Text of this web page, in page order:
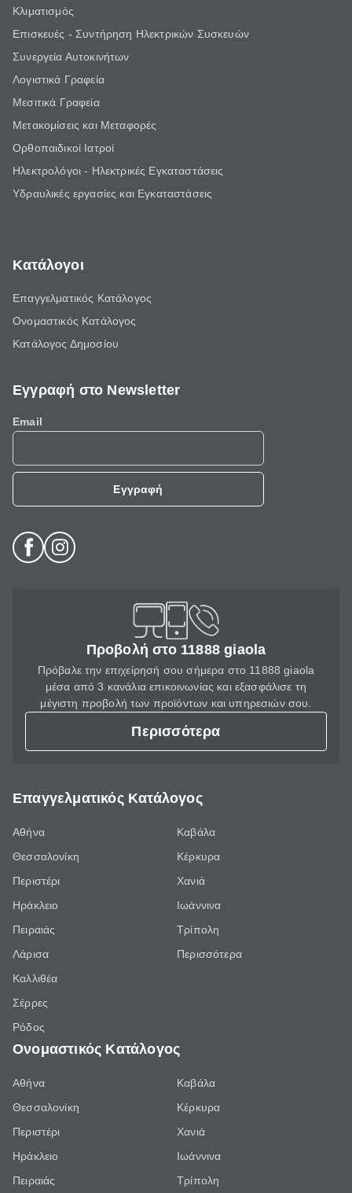
Κλιματισμός
Επισκευές - Συντήρηση Ηλεκτρικών Συσκευών
Συνεργεία Αυτοκινήτων
Λογιστικά Γραφεία
Μεσιτικά Γραφεία
Μετακομίσεις και Μεταφορές
Ορθοπαιδικοί Ιατροί
Ηλεκτρολόγοι - Ηλεκτρικές Εγκαταστάσεις
Υδραυλικές εργασίες και Εγκαταστάσεις
Κατάλογοι
Επαγγελματικός Κατάλογος
Ονομαστικός Κατάλογος
Κατάλογος Δημοσίου
Εγγραφή στο Newsletter
Email
Εγγραφή
Προβολή στο 11888 giaola
Πρόβαλε την επιχείρησή σου σήμερα στο 11888 giaola
μέσα από 3 κανάλια επικοινωνίας και εξασφάλισε τη
μέγιστη προβολή των προϊόντων και υπηρεσιών σου.
Περισσότερα
Επαγγελματικός Κατάλογος
Αθήνα
Θεσσαλονίκη
Περιστέρι
Ηράκλειο
Πειραιάς
Λάρισα
Καλλιθέα
Σέρρες
Ρόδος
Καβάλα
Κέρκυρα
Χανιά
Ιωάννινα
Τρίπολη
Περισσότερα
Ονομαστικός Κατάλογος
Αθήνα
Θεσσαλονίκη
Περιστέρι
Ηράκλειο
Πειραιάς
Καβάλα
Κέρκυρα
Χανιά
Ιωάννινα
Τρίπολη